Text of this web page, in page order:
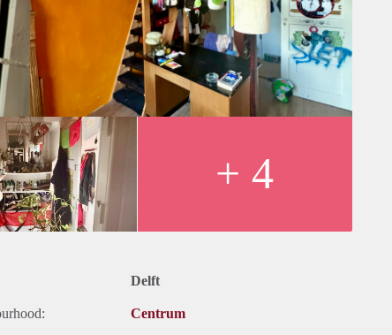
+ 4
Delft
Centrum